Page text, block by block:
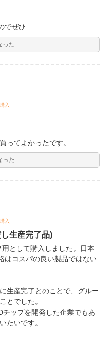
でぜひ
った
入
ってよかったです。
った
入
生産完了品)
として購入しました。日本
はコスパの良い製品ではない
生産完了とのことで、グルー
とでした。
ップを開発した企業でもあ
たいです。